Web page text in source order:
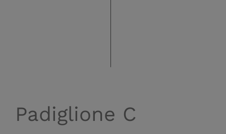
Padiglione C